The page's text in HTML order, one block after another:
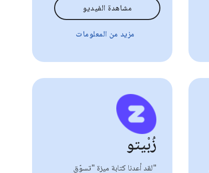
مشاهدة الفيديو
مزيد من المعلومات
زُبْيتو
"لقد أعدنا كتابة ميزة "تسوّق